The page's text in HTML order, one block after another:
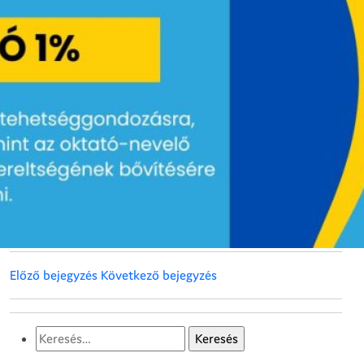
Dokumentumok
Jelentkezés
Írta:Ördögh Márton
Címkék:
Előző bejegyzés Következő bejegyzés
Keresés: